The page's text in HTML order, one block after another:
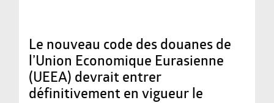
Le nouveau code des douanes de
l’Union Economique Eurasienne
(UEEA) devrait entrer
définitivement en vigueur le